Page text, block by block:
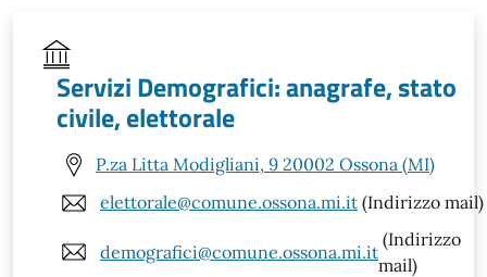
Servizi Demografici: anagrafe, stato
civile, elettorale
P.za Litta Modigliani, 9 20002 Ossona (MI)
elettorale@comune.ossona.mi.it (Indirizzo mail)
demografici@comune.ossona.mi.it
(Indirizzo
mail)